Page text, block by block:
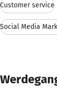
Customer service
Social Media